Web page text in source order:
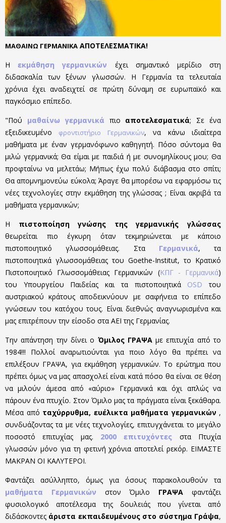
ΜΑΘΑΙΝΩ ΓΕΡΜΑΝΙΚΑ ΑΠΟΤΕΛΕΣΜΑΤΙΚΑ!
Ηεκμάθηση γερμανικών έχει σημαντικό μερίδιο στη
διδασκαλία των ξένων γλωσσών. Η Γερμανία τα τελευταία
χρόνια έχει αναδειχτεί σε πρώτη δύναμη σε ευρωπαϊκό και
παγκόσμιο επίπεδο.
"Πού μαθαίνω γερμανικά πιο αποτελεσματικά; Σε ένα
εξειδικευμένο φροντιστήριο Γερμανικών, να κάνω ιδιαίτερα
μαθήματα με έναν γερμανόφωνο καθηγητή. Πόσο σύντομα θα
μιλώ γερμανικά; Θα είμαι με παιδιά ή με συνομηλίκους μου; Θα
προφταίνω να μελετάω; Μήπως έχω πολύ διάβασμα στο σπίτι;
Θα απομνημονεύω εύκολα; Άραγε θα μπορέσω να εφαρμόσω τις
νέες τεχνολογίες στην εκμάθηση της γλώσσας ; Είναι ακριβά τα
μαθήματα γερμανικών;
Η πιστοποίηση γνώσης της γερμανικής γλώσσας
θεωρείται πιο έγκυρη όταν τεκμηριώνεται με κάποιο
πιστοποιητικό γλωσσομάθειας. Στα Γερμανικά, τα
πιστοποιητικά γλωσσομάθειας του Goethe-Institut, το Κρατικό
Πιστοποιητικό Γλωσσομάθειας Γερμανικών (ΚΠΓ - Γερμανικά)
του Υπουργείου Παιδείας και τα πιστοποιητικά OSD του
αυστριακού κράτους αποδεικνύουν με σαφήνεια το επίπεδο
γνώσεων του κατόχου τους. Είναι διεθνώς αναγνωρισμένα και
μας επιτρέπουν την είσοδο στα ΑΕΙ της Γερμανίας.
Την απάντηση την δίνει ο Όμιλος ΓΡΑΨΑμε επιτυχία από το
1984!!! Πολλοί αναρωτιούνται για ποιο λόγο θα πρέπει να
επιλέξουν ΓΡΑΨΑ, για εκμάθηση γερμανικών. Το ερώτημα που
πρέπει όμως να μας απασχολεί είναι κατά πόσο θα είναι σε θέση
να μιλούν άμεσα από «αύριο» Γερμανικά και όχι απλώς να
πάρουν ένα πτυχίο. Στον Όμιλο μας τα πράγματα είναι ξεκάθαρα.
Μέσα από ταχύρρυθμα, ευέλικτα μαθήματα γερμανικών ,
συνδυάζοντας τα με νέες τεχνολογίες, επιτυγχάνεται το μεγάλο
ποσοστό επιτυχίας μας. 2000 επιτυχόντες στα Πτυχία
γλωσσών μόνο για τη φετινή χρόνια αποτελεί ρεκόρ. ΕΙΜΑΣΤΕ
ΜΑΚΡΑΝ ΟΙ ΚΑΛΥΤΕΡΟΙ.
Φαντάζει ασύλληπτο, όμως για όσους παρακολουθούν τα
μαθήματα Γερμανικών στον Όμιλο ΓΡΑΨΑ φαντάζει
φυσιολογικό αποτέλεσμα της δουλειάς που γίνεται από
διδάσκοντες άριστα εκπαιδευμένους στο σύστημα Γράψα,